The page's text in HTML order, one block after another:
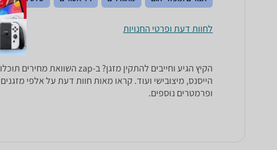
לחוות דעת ופרטי החנויות
ופרמטרים נוספים.